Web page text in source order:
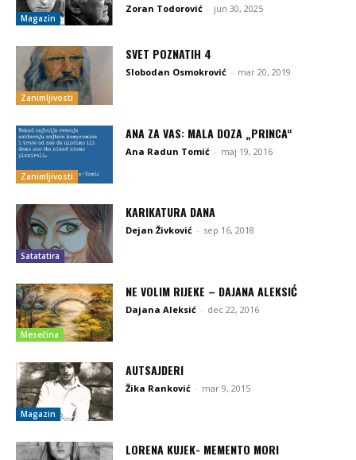
Magazin
Zoran Todorović - jun 30, 2025
Zanimljivosti
SVET POZNATIH 4
Slobodan Osmokrović - mar 20, 2019
Zanimljivosti
ANA ZA VAS: MALA DOZA „PRINCA“
Ana Radun Tomić - maj 19, 2016
Satatatira
KARIKATURA DANA
Dejan Živković - sep 16, 2018
Mesečina
NE VOLIM RIJEKE – DAJANA ALEKSIĆ
Dajana Aleksić - dec 22, 2016
Magazin
AUTSAJDERI
Žika Ranković - mar 9, 2015
LORENA KUJEK- MEMENTO MORI